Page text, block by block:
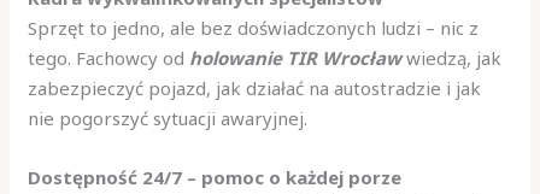
Sprzęt to jedno, ale bez doświadczonych ludzi – nic z
tego. Fachowcy od holowanie TIR Wrocławwiedzą, jak
zabezpieczyć pojazd, jak działać na autostradzie i jak
nie pogorszyć sytuacji awaryjnej.
Dostępność 24/7 – pomoc o każdej porze